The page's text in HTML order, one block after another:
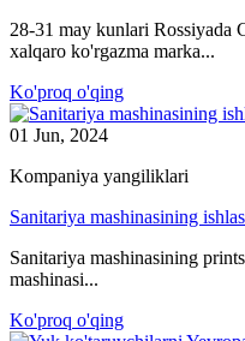
28-31 may kunlari Rossiyada
xalqaro ko'rgazma marka...
Ko'proq o'qing
01 Jun, 2024
Kompaniya yangiliklari
Sanitariya mashinasining
Sanitariya mashinasining
mashinasi...
Ko'proq o'qing